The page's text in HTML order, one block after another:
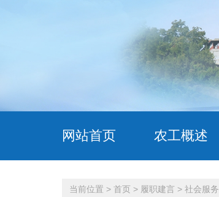
网站首页 农工概述
当前位置 > 首页 > 履职建言 > 社会服务